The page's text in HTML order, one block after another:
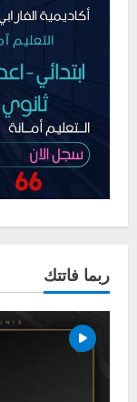
ربما فاتتك